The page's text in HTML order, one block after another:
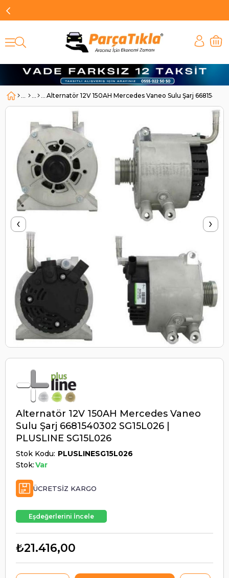
Alternatör 12V 150AH Mercedes Vaneo Sulu Şarj
‹ ›
Alternatör 12V 150AH Mercedes Vaneo
Sulu Şarj 6681540302 SG15L026 |
PLUSLINE SG15L026
Stok Kodu PLUSLINESG15L026
Stok:Var
ÜCRETSIZ KARGO
Eşdeğerlerini İncele
₺21.416,00